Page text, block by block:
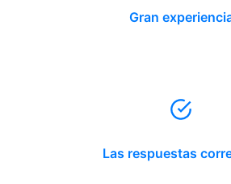
Gran
Las respuestas